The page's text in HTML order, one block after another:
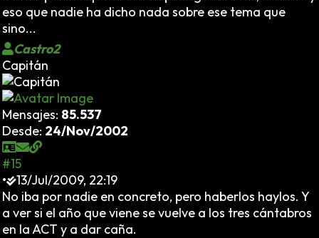
eso que nadie ha dicho nada sobre ese tema que
sino...
Castro2
Capitán
Mensajes: 85.537
Desde: 24/Nov/2002
#15
•
13/Jul/2009, 22:19
No iba por nadie en concreto, pero haberlos haylos. Y
a ver si el año que viene se vuelve a los tres cántabros
en la ACT y a dar caña.